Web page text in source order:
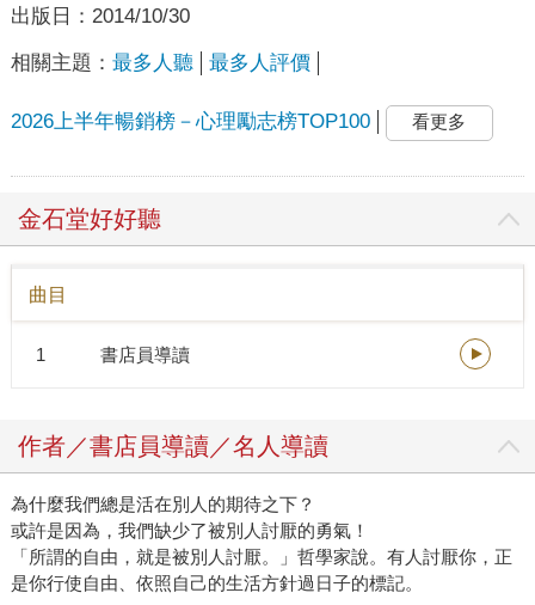
出版日： 2014/10/30
相關主題： 最多人聽 最多人評價
2026上半年暢銷榜－心理勵志榜TOP100 看更多
金石堂好好聽
曲目
1 書店員導讀
作者／書店員導讀／名人導讀
為什麼我們總是活在別人的期待之下？
或許是因為，我們缺少了被別人討厭的勇氣！
「所謂的自由，就是被別人討厭。」哲學家說。有人討厭你，正
是你行使自由、依照自己的生活方針過日子的標記。